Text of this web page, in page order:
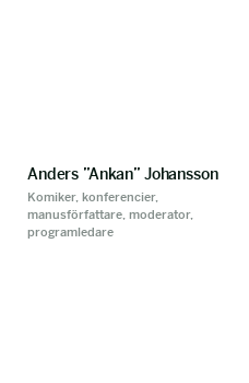
Anders ”Ankan” Johansson
Komiker, konferencier,
manusförfattare, moderator,
programledare